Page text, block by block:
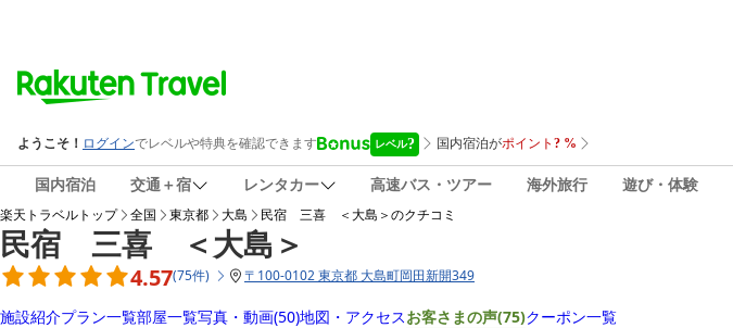
国内宿泊 交通＋宿 レンタカー 高速バス・ツアー 海外旅行 遊び・体験
楽天トラベルトップ 全国 東京都 大島 民宿 三喜 ＜大島＞のクチコミ
民宿 三喜 ＜大島＞
4.57(75件) 〒 100-0102 東京都 大島町岡田新開349
施設紹介プラン一覧部屋一覧写真・動画(50)地図・アクセスお客さまの声(75)クーポン一覧